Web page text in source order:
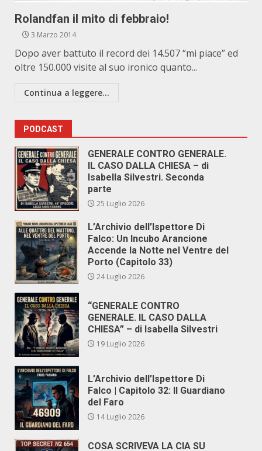
Rolandfan il mito di febbraio!
3 Marzo 2014
Dopo aver battuto il record dei 14.507 “mi piace” ed
oltre 150.000 visite al suo ironico quanto...
Continua a leggere...
PODCAST
GENERALE CONTRO GENERALE.
IL CASO DALLA CHIESA – di
Isabella Silvestri. Seconda
parte
25 Luglio 2026
L’Archivio dell’Ispettore Di
Falco: Un Incubo Arancione
Accende la Notte nel Ventre del
Porto (Capitolo 33)
24 Luglio 2026
“GENERALE CONTRO
GENERALE. IL CASO DALLA
CHIESA” – di Isabella Silvestri
19 Luglio 2026
L’Archivio dell’Ispettore Di
Falco | Capitolo 32: Il Guardiano
del Faro
14 Luglio 2026
COSA SCRIVEVA LA CIA SU